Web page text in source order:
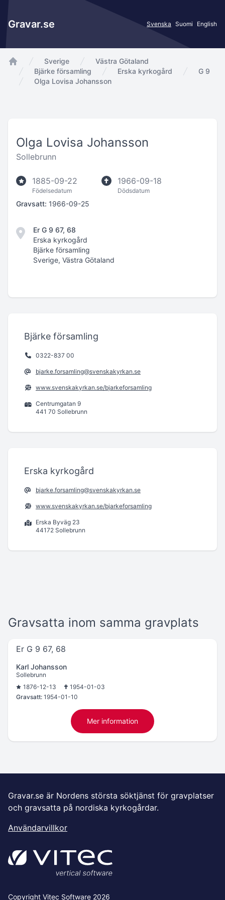
Gravar.se Svenska Suomi English
app.Start
Sverige
Västra Götaland
Bjärke församling
Erska kyrkogård
G 9
Olga Lovisa Johansson
Olga Lovisa Johansson
Sollebrunn
1885-09-22
Födelsedatum
1966-09-18
Dödsdatum
Gravsatt: 1966-09-25
Er G 9 67, 68
Erska kyrkogård
Bjärke församling
Sverige, Västra Götaland
Bjärke församling
0322-837 00
bjarke.forsamling@svenskakyrkan.se
www.svenskakyrkan.se/bjarkeforsamling
Centrumgatan 9
441 70 Sollebrunn
Erska kyrkogård
bjarke.forsamling@svenskakyrkan.se
www.svenskakyrkan.se/bjarkeforsamling
Erska Byväg 23
44172 Sollebrunn
Gravsatta inom samma gravplats
Er G 9 67, 68
Karl Johansson
Sollebrunn
1876-12-13
1954-01-03
Gravsatt: 1954-01-10
Mer information
Gravar.se är Nordens största söktjänst för gravplatser
och gravsatta på nordiska kyrkogårdar.
Användarvillkor
Copyright Vitec Software 2026